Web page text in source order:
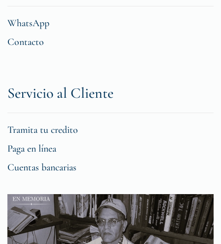
WhatsApp
Contacto
Servicio al Cliente
Tramita tu credito
Paga en línea
Cuentas bancarias